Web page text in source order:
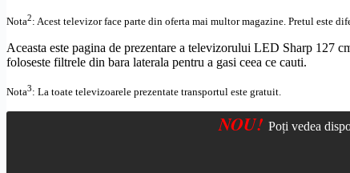
Nota2: Acest televizor face parte din oferta mai multor magazine. Pretul este
Aceasta este pagina de prezentare a televizorului LED Sharp 127
foloseste filtrele din bara laterala pentru a gasi ceea ce cauti.
Nota3: La toate televizoarele prezentate transportul este gratuit.
NOU! Poți vedea